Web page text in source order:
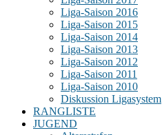
Liga-Saison 2016
Liga-Saison 2015
Liga-Saison 2014
Liga-Saison 2013
Liga-Saison 2012
Liga-Saison 2011
Liga-Saison 2010
Diskussion Ligasystem
RANGLISTE
JUGEND